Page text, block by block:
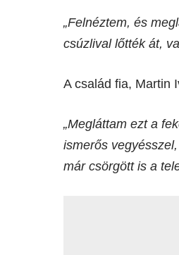
„Felnéztem, és
csúzlival lőtték át,
A család fia, Martin
„Megláttam ezt a
ismerős
már csörgött is a